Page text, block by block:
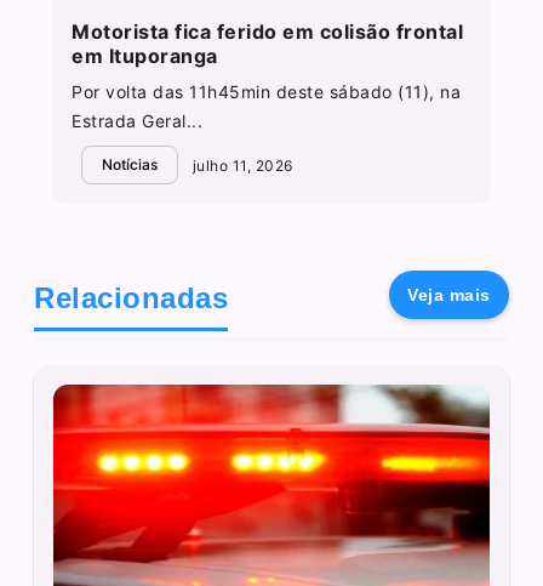
Motorista fica ferido em colisão frontal
em Ituporanga
Por volta das 11h45min deste sábado (11), na
Estrada Geral...
Notícias julho 11, 2026
Relacionadas Veja mais